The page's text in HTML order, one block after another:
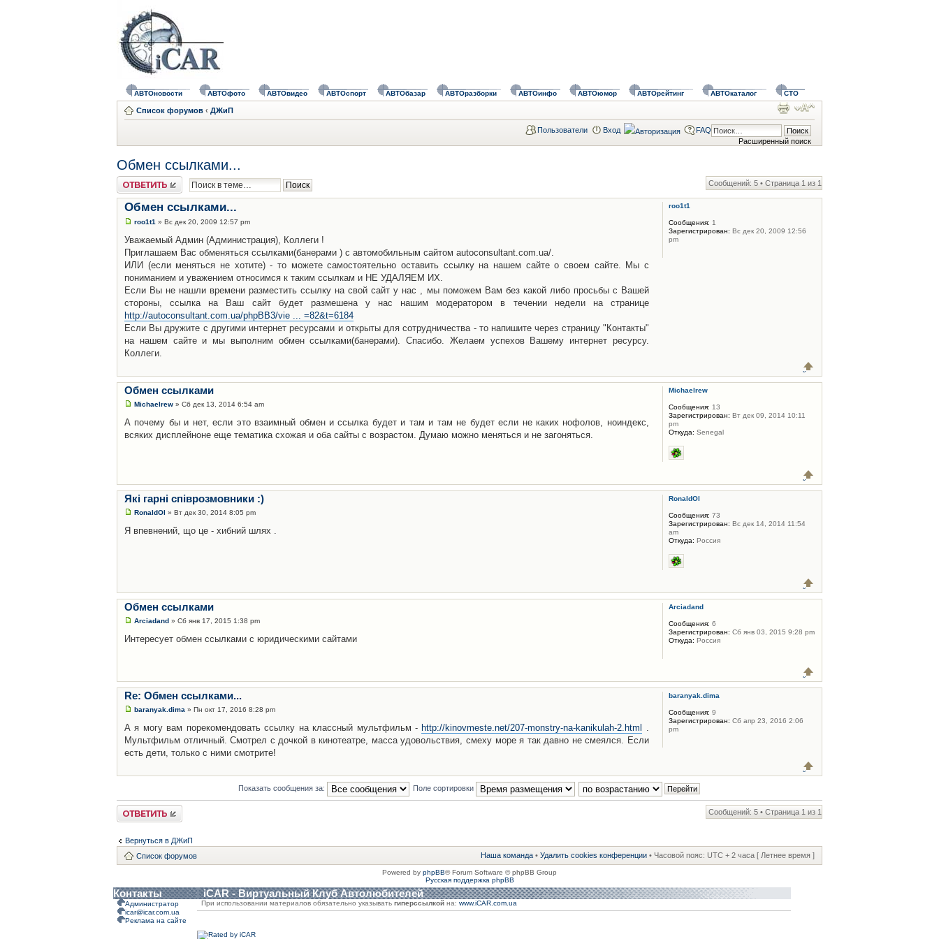
АВТОновости АВТОфото АВТОвидео АВТОспорт АВТОбазар АВТОразборки АВТОинфо АВТОюмор АВТОрейтинг АВТОкаталог СТО
Список форумов ‹ ДЖиП
Расширенный поиск
Пользователи Вход FAQ
Обмен ссылками...
Ответить Сообщений: 5 • Страница 1 из 1
Обмен ссылками...
roo1t1 » Вс дек 20, 2009 12:57 pm
Уважаемый Админ (Администрация), Коллеги !
Приглашаем Вас обменяться ссылками(банерами ) с автомобильным сайтом autoconsultant.com.ua/.
ИЛИ (если меняться не хотите) - то можете самостоятельно оставить ссылку на нашем сайте о своем сайте. Мы с
пониманием и уважением относимся к таким ссылкам и НЕ УДАЛЯЕМ ИХ.
Если Вы не нашли времени разместить ссылку на свой сайт у нас , мы поможем Вам без какой либо просьбы с Вашей
стороны, ссылка на Ваш сайт будет размешена у нас нашим модератором в течении недели на странице
http://autoconsultant.com.ua/phpBB3/vie ... =82&t=6184
Если Вы дружите с другими интернет ресурсами и открыты для сотрудничества - то напишите через страницу "Контакты"
на нашем сайте и мы выполним обмен ссылками(банерами). Спасибо. Желаем успехов Вашему интернет ресурсу.
Коллеги.
roo1t1
Сообщения: 1
Зарегистрирован: Вс дек 20, 2009 12:56
pm
Обмен ссылками
Michaelrew » Сб дек 13, 2014 6:54 am
А почему бы и нет, если это взаимный обмен и ссылка будет и там и там не будет если не каких нофолов, ноиндекс,
всяких дисплейноне еще тематика схожая и оба сайты с возрастом. Думаю можно меняться и не загоняться.
Michaelrew
Сообщения: 13
Зарегистрирован: Вт дек 09, 2014 10:11
pm
Откуда: Senegal
Які гарні співрозмовники :)
RonaldOl » Вт дек 30, 2014 8:05 pm
Я впевнений, що це - хибний шлях .
RonaldOl
Сообщения: 73
Зарегистрирован: Вс дек 14, 2014 11:54
am
Откуда: Россия
Обмен ссылками
Arciadand » Сб янв 17, 2015 1:38 pm
Интересует обмен ссылками с юридическими сайтами
Arciadand
Сообщения: 6
Зарегистрирован: Сб янв 03, 2015 9:28 pm
Откуда: Россия
Re: Обмен ссылками...
baranyak.dima » Пн окт 17, 2016 8:28 pm
А я могу вам порекомендовать ссылку на классный мультфильм -http://kinovmeste.net/207-monstry-na-kanikulah-2.html
Мультфильм отличный. Смотрел с дочкой в кинотеатре, масса удовольствия, смеху море я так давно не смеялся. Если
есть дети, только с ними смотрите!
baranyak.dima
Сообщения: 9
Зарегистрирован: Сб апр 23, 2016 2:06
pm
Показать сообщения за: Поле сортировки
Ответить Сообщений: 5 • Страница 1 из 1
Вернуться в ДЖиП
Список форумов
Наша команда • Удалить cookies конференции • Часовой пояс: UTC + 2 часа [ Летнее время ]
Powered by phpBB® Forum Software © phpBB Group
Русская поддержка phpBB
Контакты iCAR - Виртуальный Клуб Автолюбителей
Администратор
icar@icar.com.ua
Реклама на сайте
При использовании материалов обязательно указывать гиперссылкой на: www.iCAR.com.ua